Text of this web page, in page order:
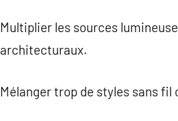
Multiplier les sources
architecturaux.
Mélanger trop de styles sans